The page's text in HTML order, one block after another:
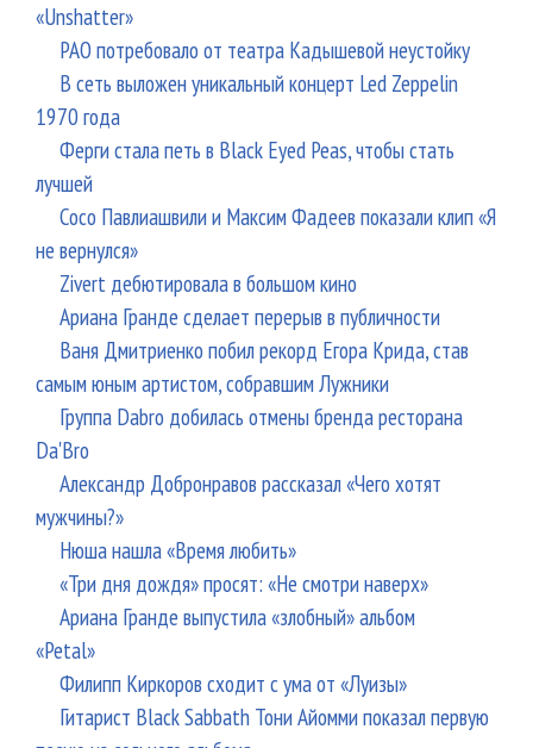
«Unshatter»
РАО потребовало от театра Кадышевой неустойку
В сеть выложен уникальный концерт Led Zeppelin
1970 года
Ферги стала петь в Black Eyed Peas, чтобы стать
лучшей
Сосо Павлиашвили и Максим Фадеев показали клип «Я
не вернулся»
Zivert дебютировала в большом кино
Ариана Гранде сделает перерыв в публичности
Ваня Дмитриенко побил рекорд Егора Крида, став
самым юным артистом, собравшим Лужники
Группа Dabro добилась отмены бренда ресторана
Da'Bro
Александр Добронравов рассказал «Чего хотят
мужчины?»
Нюша нашла «Время любить»
«Три дня дождя» просят: «Не смотри наверх»
Ариана Гранде выпустила «злобный» альбом
«Petal»
Филипп Киркоров сходит с ума от «Луизы»
Гитарист Black Sabbath Тони Айомми показал первую